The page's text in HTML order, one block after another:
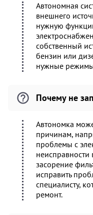
Автономная
внешнего
нужную
собственный
бензин или
нужные
Почему не
Автономка
причинам,
проблемы с
неисправности
засорение
исправить
специалисту,
ремонт.